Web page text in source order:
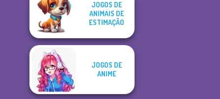
JOGOS DE
ANIMAIS DE
ESTIMAÇÃO
JOGOS DE
ANIME